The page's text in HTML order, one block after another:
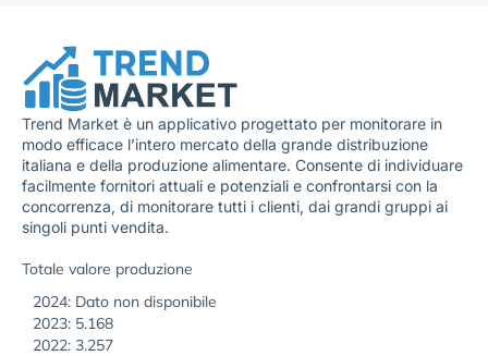
Trend Market è un applicativo progettato per monitorare in
modo efficace l’intero mercato della grande distribuzione
italiana e della produzione alimentare. Consente di individuare
facilmente fornitori attuali e potenziali e confrontarsi con la
concorrenza, di monitorare tutti i clienti, dai grandi gruppi ai
singoli punti vendita.
Totale valore produzione
2024: Dato non disponibile
2023: 5.168
2022: 3.257